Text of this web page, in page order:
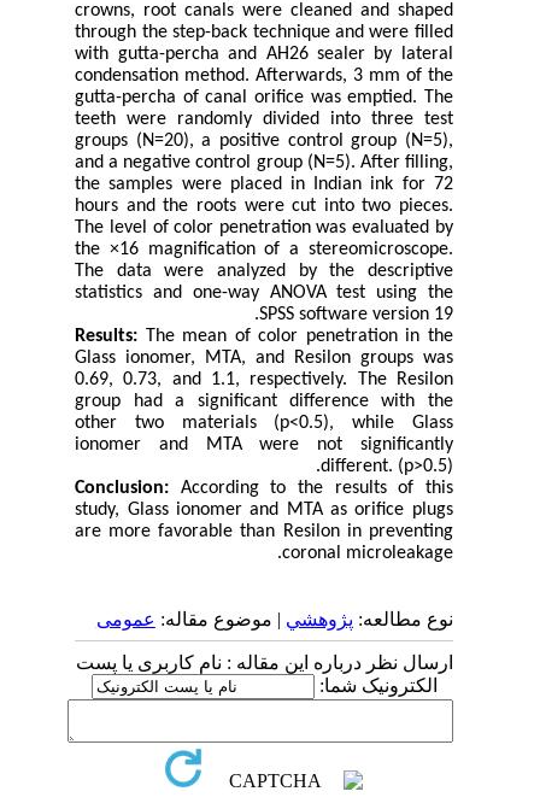
crowns, root canals were cleaned and shaped
through the step-back technique and were filled
with gutta-percha and AH26 sealer by lateral
condensation method. Afterwards, 3 mm of the
gutta-percha of canal orifice was emptied. The
teeth were randomly divided into three test
groups (N=20), a positive control group (N=5),
and a negative control group (N=5). After filling,
the samples were placed in Indian ink for 72
hours and the roots were cut into two pieces.
The level of color penetration was evaluated by
the ×16 magnification of a stereomicroscope.
The data were analyzed by the descriptive
statistics and one-way ANOVA test using the
SPSS software version 19.
Results:The mean of color penetration in the
Glass ionomer, MTA, and Resilon groups was
0.69, 0.73, and 1.1, respectively. The Resilon
group had a significant difference with the
other two materials (p<0.5), while Glass
ionomer and MTA were not significantly
different. (p>0.5).
Conclusion:According to the results of this
study, Glass ionomer and MTA as orifice plugs
are more favorable than Resilon in preventing
coronal microleakage.
نوع مطالعه:پژوهشي| موضوع مقاله:عمومى
ارسال نظر درباره این مقاله : نام کاربری یا پست
الکترونیک شما: